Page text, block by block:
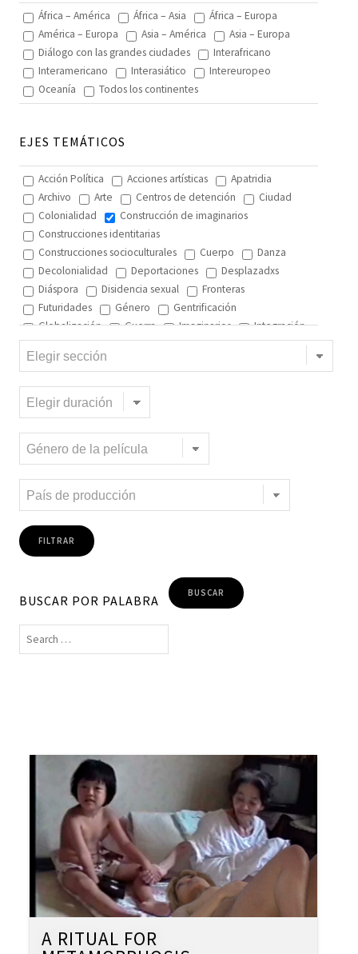
África – América África – Asia
África – Europa
América – Europa
Asia – América
Asia – Europa
Diálogo con las grandes ciudades
Interafricano
Interamericano
Interasiático
Intereuropeo
Oceanía
Todos los continentes
EJES TEMÁTICOS
Acción Política Acciones artísticas
Apatridia
Archivo
Arte Centros de detención
Ciudad
Colonialidad
Construcción de imaginarios
Construcciones identitarias
Construcciones socioculturales
Cuerpo
Danza
Decolonialidad
Deportaciones
Desplazadxs
Diáspora
Disidencia sexual
Fronteras
Futuridades
Género
Gentrificación
Globalización
Guerra Imaginarios
Integración
Interculturalidad
Interculturalidad en el arte
Interculturalidad en la música
Migración y DD.HH
Migración y globalización
Migración y Pueblos originarios
Migración y recursos naturales
Migración y salud
Movimiento
Mujeres
Niñez
Otredad
Pueblos Originarios
Racialidad
Refugiadxs y solicitantes de asilo
BUSCAR POR PALABRA
A RITUAL FOR